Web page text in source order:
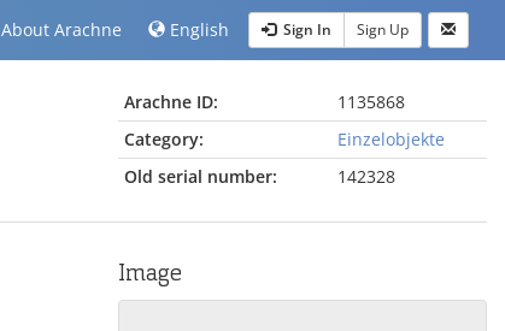
About Arachne English Sign In Sign Up
Arachne ID:
1135868
Category:
Einzelobjekte
Old serial number:
142328
Image